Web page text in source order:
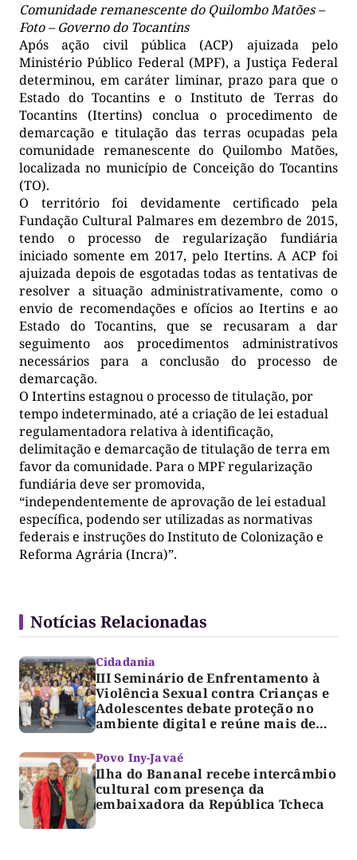
Comunidade remanescente do Quilombo Matões –
Foto – Governo do Tocantins
Após ação civil pública (ACP) ajuizada pelo
Ministério Público Federal (MPF), a Justiça Federal
determinou, em caráter liminar, prazo para que o
Estado do Tocantins e o Instituto de Terras do
Tocantins (Itertins) conclua o procedimento de
demarcação e titulação das terras ocupadas pela
comunidade remanescente do Quilombo Matões,
localizada no município de Conceição do Tocantins
(TO).
O território foi devidamente certificado pela
Fundação Cultural Palmares em dezembro de 2015,
tendo o processo de regularização fundiária
iniciado somente em 2017, pelo Itertins. A ACP foi
ajuizada depois de esgotadas todas as tentativas de
resolver a situação administrativamente, como o
envio de recomendações e ofícios ao Itertins e ao
Estado do Tocantins, que se recusaram a dar
seguimento aos procedimentos administrativos
necessários para a conclusão do processo de
demarcação.
O Intertins estagnou o processo de titulação, por
tempo indeterminado, até a criação de lei estadual
regulamentadora relativa à identificação,
delimitação e demarcação de titulação de terra em
favor da comunidade. Para o MPF regularização
fundiária deve ser promovida,
“independentemente de aprovação de lei estadual
específica, podendo ser utilizadas as normativas
federais e instruções do Instituto de Colonização e
Reforma Agrária (Incra)”.
Notícias Relacionadas
Cidadania
III Seminário de Enfrentamento à
Violência Sexual contra Crianças e
Adolescentes debate proteção no
ambiente digital e reúne mais de
Povo Iny-Javaé
Ilha do Bananal recebe intercâmbio
cultural com presença da
embaixadora da República Tcheca